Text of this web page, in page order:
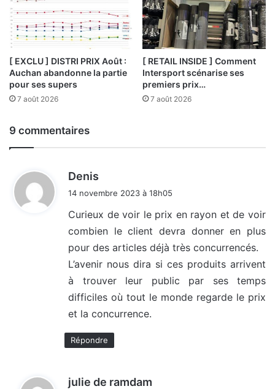
[ EXCLU ] DISTRI PRIX Août :
Auchan abandonne la partie
pour ses supers
7 août 2026
[ RETAIL INSIDE ] Comment
Intersport scénarise ses
premiers prix…
7 août 2026
9 commentaires
Denis
:
14 novembre 2023 à 18h05
Curieux de voir le prix en rayon et de voir
combien le client devra donner en plus
pour des articles déjà très concurrencés.
L’avenir nous dira si ces produits arrivent
à trouver leur public par ses temps
difficiles où tout le monde regarde le prix
et la concurrence.
Répondre
julie de ramdam